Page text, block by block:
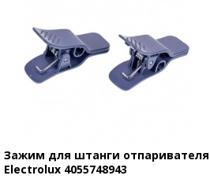
Зажим для штанги отпаривателя
Electrolux 4055748943